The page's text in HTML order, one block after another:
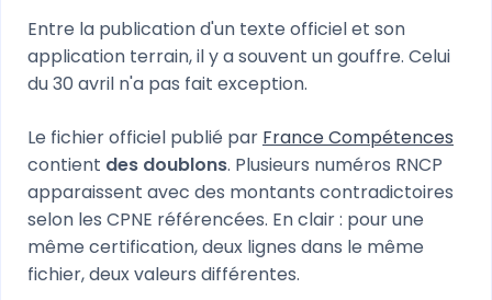
Entre la publication d'un texte officiel et son
application terrain, il y a souvent un gouffre. Celui
du 30 avril n'a pas fait exception.
Le fichier officiel publié par France Compétences
contient des doublons. Plusieurs numéros RNCP
apparaissent avec des montants contradictoires
selon les CPNE référencées. En clair : pour une
même certification, deux lignes dans le même
fichier, deux valeurs différentes.